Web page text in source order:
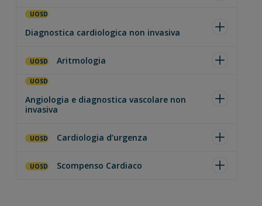
UOSD
Diagnostica cardiologica non invasiva
UOSD Aritmologia
UOSD
Angiologia e diagnostica vascolare non
invasiva
UOSD Cardiologia d’urgenza
UOSD Scompenso Cardiaco